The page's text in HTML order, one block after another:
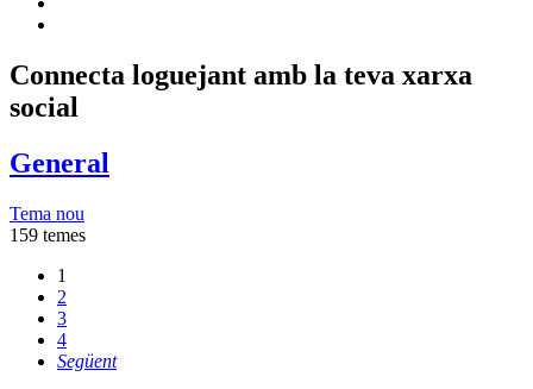
Connecta loguejant amb la teva xarxa
social
General
Tema nou
159 temes
1
2
3
4
Següent